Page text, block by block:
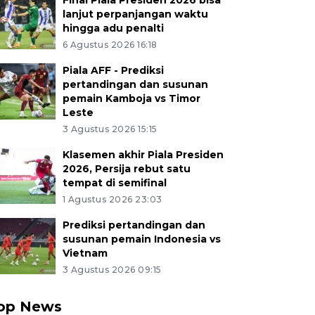
lanjut perpanjangan waktu
hingga adu penalti
6 Agustus 2026 16:18
Piala AFF - Prediksi
pertandingan dan susunan
pemain Kamboja vs Timor
Leste
3 Agustus 2026 15:15
Klasemen akhir Piala Presiden
2026, Persija rebut satu
tempat di semifinal
1 Agustus 2026 23:03
Prediksi pertandingan dan
susunan pemain Indonesia vs
Vietnam
3 Agustus 2026 09:15
News